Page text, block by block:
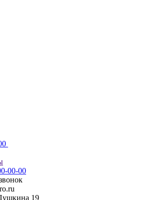
00-00
19